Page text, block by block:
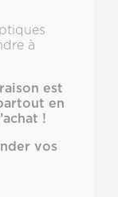
à
est
en
!
vos